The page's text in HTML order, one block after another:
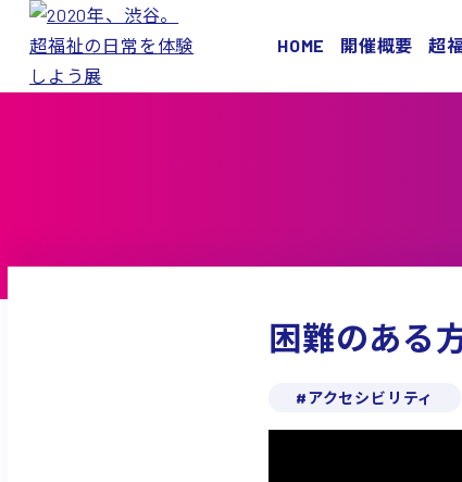
HOME 開催概要 超
困難のある
アクセシビリティ